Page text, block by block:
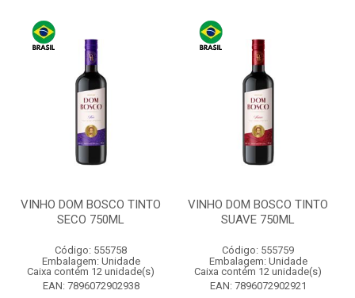
VINHO DOM BOSCO TINTO
SECO 750ML
Código: 555758
Embalagem: Unidade
Caixa contém 12 unidade(s)
EAN: 7896072902938
VINHO DOM BOSCO TINTO
SUAVE 750ML
Código: 555759
Embalagem: Unidade
Caixa contém 12 unidade(s)
EAN: 7896072902921